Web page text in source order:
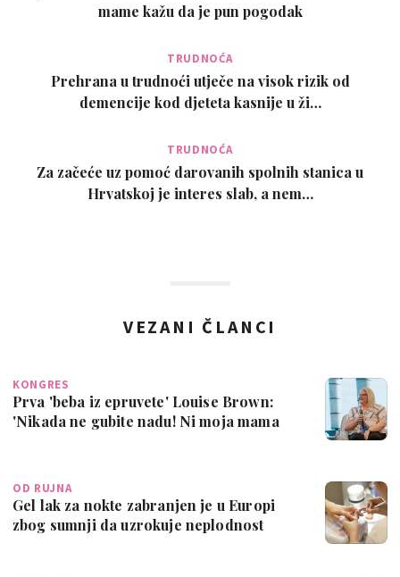
mame kažu da je pun pogodak
TRUDNOĆA
Prehrana u trudnoći utječe na visok rizik od
demencije kod djeteta kasnije u ži…
TRUDNOĆA
Za začeće uz pomoć darovanih spolnih stanica u
Hrvatskoj je interes slab, a nem…
VEZANI ČLANCI
KONGRES
Prva 'beba iz epruvete' Louise Brown:
'Nikada ne gubite nadu! Ni moja mama
OD RUJNA
Gel lak za nokte zabranjen je u Europi
zbog sumnji da uzrokuje neplodnost